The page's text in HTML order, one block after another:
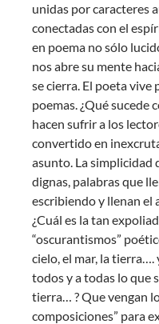
unidas por caracteres
conectadas con el
en poema no sólo
nos abre su mente
se cierra. El poeta vive
poemas. ¿Qué sucede
hacen sufrir a los
convertido en
asunto. La simplicidad
dignas, palabras que
escribiendo y llenan el
¿Cuál es la tan
“oscurantismos”
cielo, el mar, la tierra….
todos y a todas lo que
tierra… ? Que vengan
composiciones” para